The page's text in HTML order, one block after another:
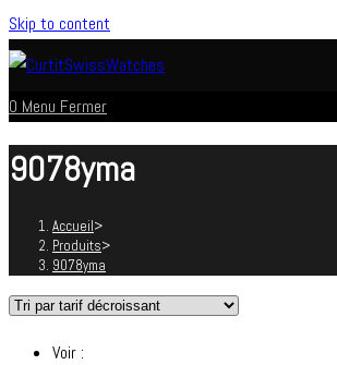
Skip to content
0 Menu Fermer
9078yma
Accueil>
Produits>
9078yma
Voir :